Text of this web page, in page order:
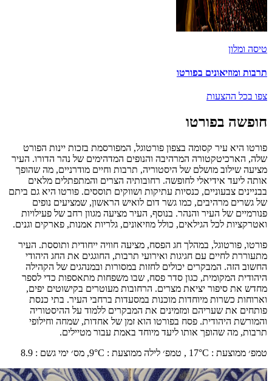
טיסה ומלון
תרבות ומוזיאונים בפורטו
צפו בכל ההצעות
חופשה בפורטו
פורטו היא עיר קסומה בצפון פורטוגל, המפורסמת בזכות יינות הפורט
שלה, הארכיטקטורה המרהיבה והנופים המדהימים של נהר הדורו. העיר
מציעה שילוב מושלם של היסטוריה, תרבות וחיים מודרניים, מה שהופך
אותה ליעד אידיאלי לחופשה. רחובותיה הצרים והמתפתלים מלאים
בבניינים צבעוניים, כנסיות עתיקות ושווקים תוססים. פורטו היא גם ביתם
של גשרים מרהיבים, כמו גשר דום לואיש הראשון, שמציעים נופים
פנורמיים של העיר והנהר. בנוסף, העיר מציעה מגוון רחב של פעילויות
ואטרקציות לכל הגילאים, כולל מוזיאונים, גלריות אמנות, פארקים וגנים.
פורטו, פורטוגל, במהלך חג הפסח, מציעה חוויה ייחודית ותוססת. העיר
מתעוררת לחיים עם חגיגות ואירועי תרבות, החוגגים את החג היהודי
החשוב הזה. המבקרים יכולים לחזות במסורות ובמנהגים של הקהילה
היהודית המקומית, כגון סדר פסח, שבו משפחות מתאספות כדי לספר
מחדש את סיפור יציאת מצרים. הרחובות מעוטרים בקישוטים יפים,
וארוחות כשרות מיוחדות מוכנות במסעדות ברחבי העיר. בתי כנסת
פותחים את שעריהם ומזמינים את המבקרים ללמוד על ההיסטוריה
והמורשת היהודית. פסח בפורטו הוא זמן של אחדות, שמחה וחילופי
תרבות, מה שהופך אותו ליעד מיוחד באמת עבור מטיילים.
טמפ׳ ממוצעת :
17°C , טמפ׳ לילה ממוצעת :
9°C, מס׳ ימי גשם :
8.9